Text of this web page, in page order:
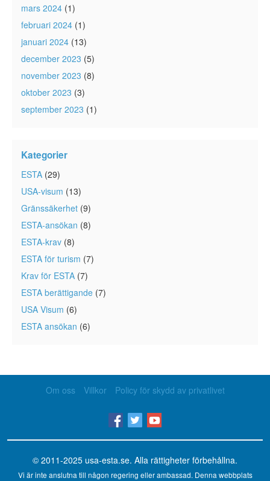
mars 2024 (1)
februari 2024 (1)
januari 2024 (13)
december 2023 (5)
november 2023 (8)
oktober 2023 (3)
september 2023 (1)
Kategorier
ESTA (29)
USA-visum (13)
Gränssäkerhet (9)
ESTA-ansökan (8)
ESTA-krav (8)
ESTA för turism (7)
Krav för ESTA (7)
ESTA berättigande (7)
USA Visum (6)
ESTA ansökan (6)
Om oss Villkor Policy för skydd av privatlivet
© 2011-2025 usa-esta.se. Alla rättigheter förbehållna.
Vi är inte anslutna till någon regering eller ambassad. Denna webbplats